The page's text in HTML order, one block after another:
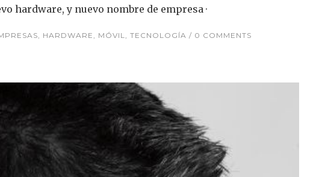
hardware, y nuevo nombre de empresa ·
, HARDWARE , MÓVIL, TECNOLOGÍA 0 COMMENTS